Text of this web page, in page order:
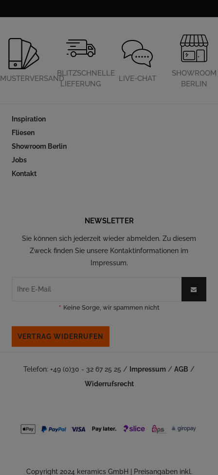
MUSTERVERSAND
BLITZSCHNELLE
LIEFERUNG
LIVE-CHAT
SHOWROOM
BERLIN
Inspiration
Fliesen
Showroom Berlin
Jobs
Kontakt
NEWSLETTER
Sie können sich jederzeit wieder abmelden. Zu diesem
Zweck finden Sie unsere Kontaktinformationen im
Impressum.
* Keine Sorge, wir spammen nicht
VERTRAG WIDERRUFEN
Telefon: +49 (0)30 - 32 67 25 25 / Impressum / AGB /
Widerrufsrecht
Copyright 2024 keramics GmbH | Preisangaben inkl.